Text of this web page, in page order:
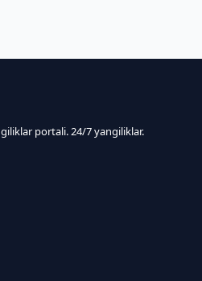
portali. 24/7 yangiliklar.